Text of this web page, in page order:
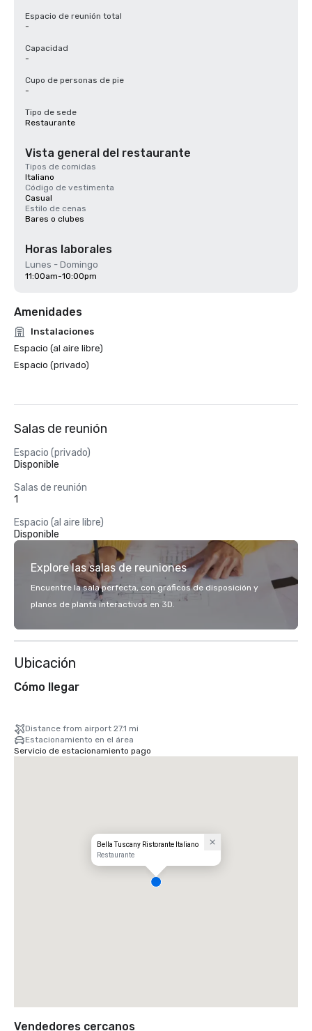
Espacio de reunión total
-
Capacidad
-
Cupo de personas de pie
-
Tipo de sede
Restaurante
Vista general del restaurante
Tipos de comidas
Italiano
Código de vestimenta
Casual
Estilo de cenas
Bares o clubes
Horas laborales
Lunes - Domingo
11:00am-10:00pm
Amenidades
Instalaciones
Espacio (al aire libre)
Espacio (privado)
Salas de reunión
Espacio (privado)
Disponible
Salas de reunión
1
Espacio (al aire libre)
Disponible
Explore las salas de reuniones
Encuentre la sala perfecta, con gráficos de disposición y
planos de planta interactivos en 3D.
Ubicación
Cómo llegar
Distance from airport 27.1 mi
Estacionamiento en el área
Servicio de estacionamiento pago
Bella Tuscany Ristorante Italiano
Restaurante
Vendedores cercanos